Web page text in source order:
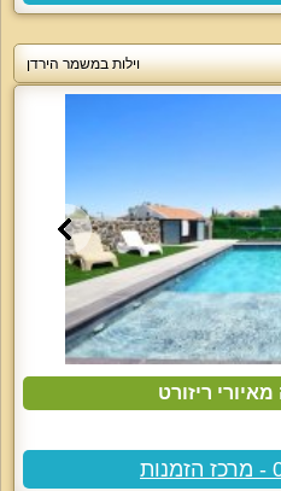
וילות במשמר הירדן
ריזורט